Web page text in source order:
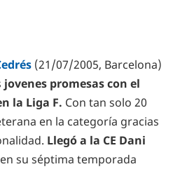
(21/07/2005, Barcelona)
jovenes promesas con el
la Liga F. Con tan solo 20
en la categoría gracias
Llegó a la CE Dani
su séptima temporada